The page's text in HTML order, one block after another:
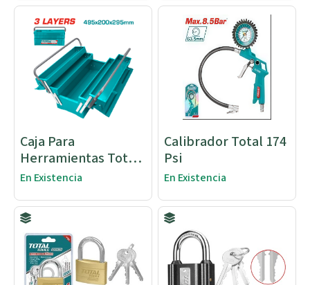
Caja Para
Herramientas Total
495x200x290
En Existencia
Calibrador Total 174
Psi
En Existencia